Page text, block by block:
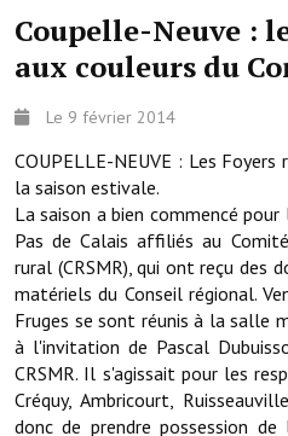
Découvrez Fressin
Venir à Fressin
Urbanisme
Nous contacter
Horaires de la mairie
Les foulées fressinoises
ACCÈS RAPIDE
Démarches administratives
Projets et travaux en cours
Coupelle-Neuve :
aux couleurs du
Le 9 février 2014
COUPELLE-NEUVE : Les Foyers
la saison estivale.
La saison a bien commencé
Pas de Calais affiliés au
rural (CRSMR), qui ont reçu des
matériels du Conseil régional.
Fruges se sont réunis à la salle
à l'invitation de Pascal
CRSMR. Il s'agissait pour les
Créquy, Ambricourt,
donc de prendre possession